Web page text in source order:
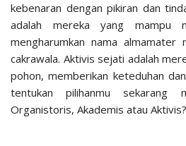
kebenaran dengan pikiran dan
adalah mereka yang mampu
mengharumkan nama almamater
cakrawala. Aktivis sejati adalah
pohon, memberikan keteduhan
tentukan pilihanmu
Organistoris, Akademis atau